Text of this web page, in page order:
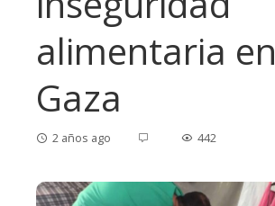
alimentaria en
Gaza
2 años ago 442